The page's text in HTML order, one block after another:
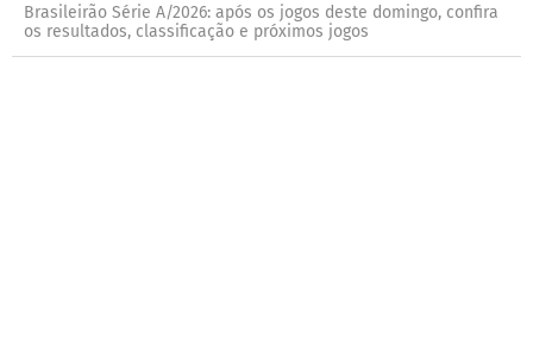
Brasileirão Série A/2026: após os jogos deste domingo, confira
os resultados, classificação e próximos jogos